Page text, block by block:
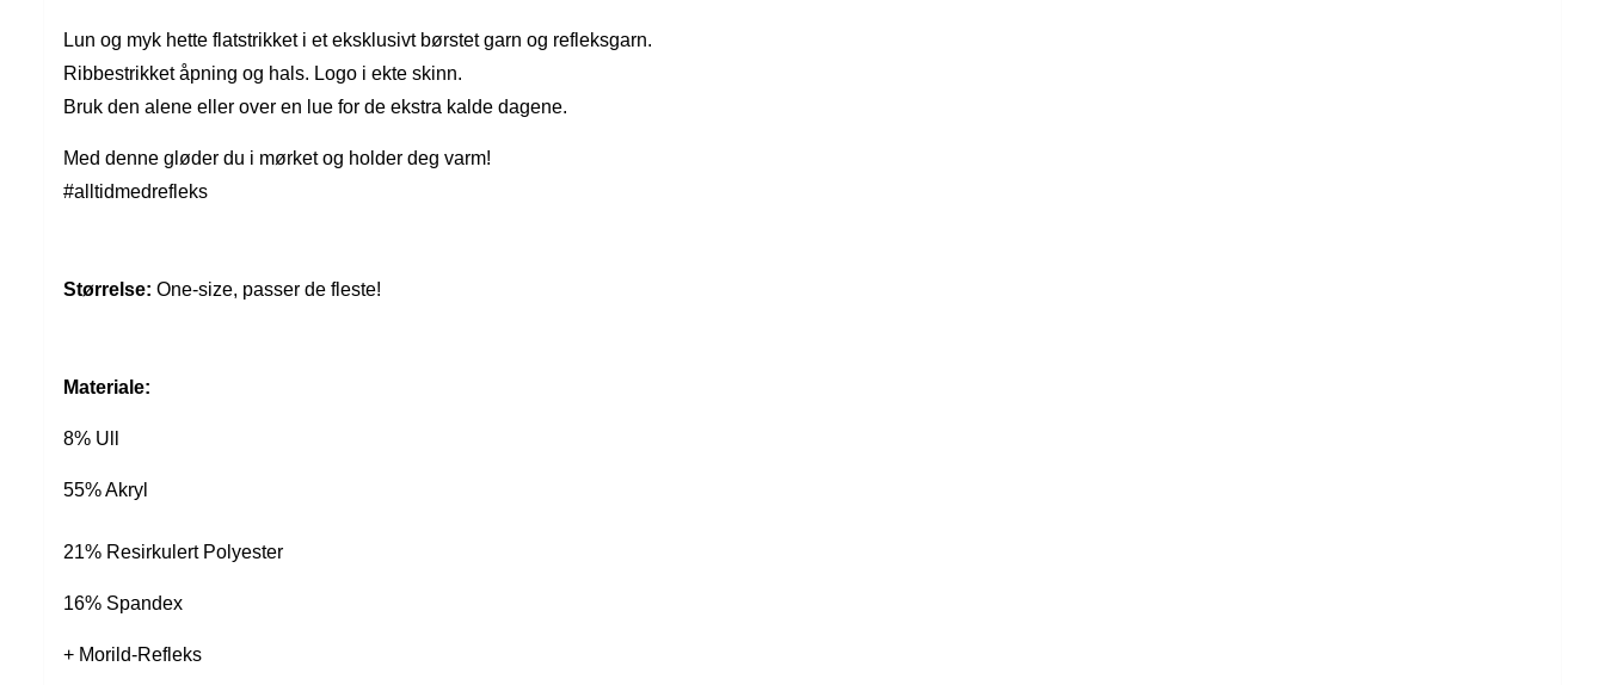
Lun og myk hette flatstrikket i et eksklusivt børstet garn og refleksgarn.
Ribbestrikket åpning og hals. Logo i ekte skinn.
Bruk den alene eller over en lue for de ekstra kalde dagene.
Med denne gløder du i mørket og holder deg varm!
#alltidmedrefleks
Størrelse: One-size, passer de fleste!
Materiale:
8% Ull
55% Akryl
21% Resirkulert Polyester
16% Spandex
+ Morild-Refleks